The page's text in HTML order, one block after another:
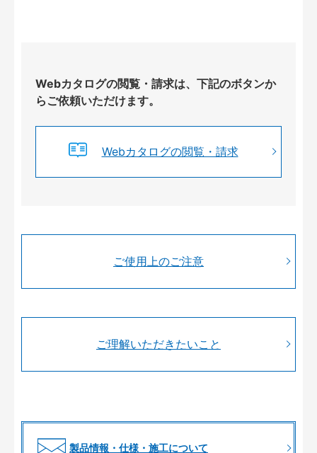
Webカタログの閲覧・請求は、下記のボタンか
らご依頼いただけます。
Webカタログの閲覧・請求
ご使用上のご注意
ご理解いただきたいこと
製品情報・仕様・施工について